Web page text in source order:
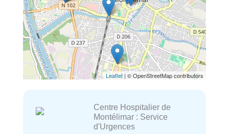
Leaflet | © OpenStreetMap contributors
Centre Hospitalier de
Montélimar : Service
d'Urgences